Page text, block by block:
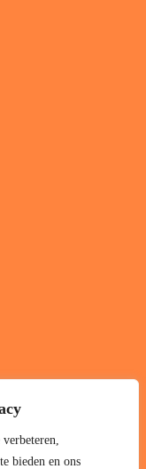
bieden en ons